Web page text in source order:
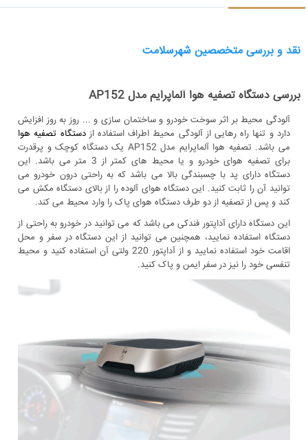
نقد و بررسی متخصصین شهرسلامت
بررسی دستگاه تصفیه هوا آلماپرایم مدل AP152
آلودگی محیط بر اثر سوخت خودرو و ساختمان سازی و ... روز به روز افزایش
دارد و تنها راه رهایی از آلودگی محیط اطراف استفاده ازدستگاه تصفیه هوا
می باشد. تصفیه هوا آلماپرایم مدل AP152 یک دستگاه کوچک و پرقدرت
برای تصفیه هوای خودرو و یا محیط های کمتر از 3 متر می باشد. این
دستگاه دارای پد با چسبندگی بالا می باشد که به راحتی درون خودرو می
توانید آن را ثابت کنید. این دستگاه هوای آلوده را از بالای دستگاه مکش می
کند و پس از تصفیه از دو طرف دستگاه هوای پاک را وارد محیط می کند.
این دستگاه دارای آداپتور فندکی می باشد که می توانید در خودرو به راحتی از
دستگاه استفاده نمایید، همچنین می توانید از این دستگاه در سفر و محل
اقامت خود استفاده نمایید و از آداپتور 220 ولتی آن استفاده کنید و محیط
تنفسی خود را نیز در سفر ایمن و پاک کنید.